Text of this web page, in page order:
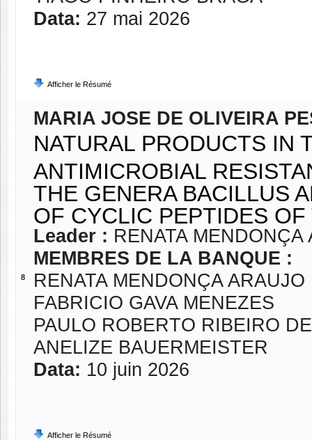
Data: 27 mai 2026
Afficher le Résumé
8
MARIA JOSE DE OLIVEIRA
NATURAL PRODUCTS IN
ANTIMICROBIAL
THE GENERA BACILLUS
OF CYCLIC PEPTIDES
Leader : RENATA MENDONÇA
MEMBRES DE LA BANQUE :
RENATA MENDONÇA ARAUJO
FABRICIO GAVA MENEZES
PAULO ROBERTO RIBEIRO
ANELIZE BAUERMEISTER
Data: 10 juin 2026
Afficher le Résumé